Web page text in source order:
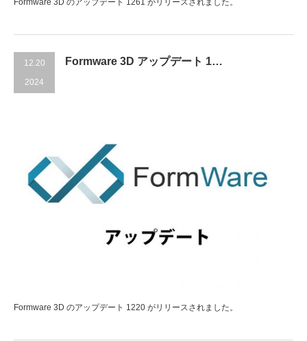
12.20
2024
Formware 3D アップデート 1…
Formware 3D のアップデート 1220 がリリースされました。